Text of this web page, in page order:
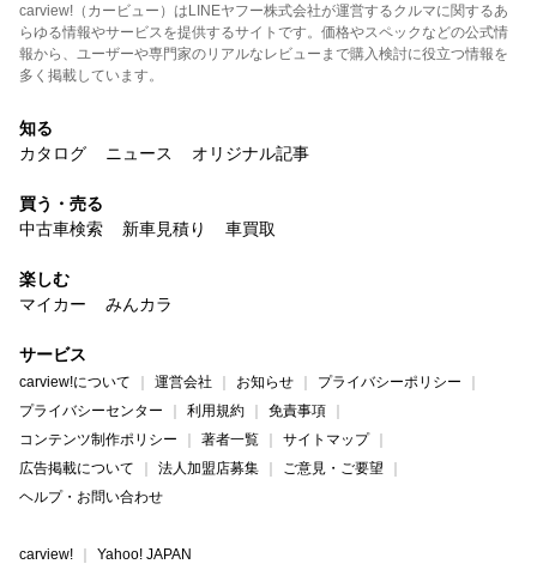
carview!（カービュー）はLINEヤフー株式会社が運営するクルマに関するあ
らゆる情報やサービスを提供するサイトです。価格やスペックなどの公式情
報から、ユーザーや専門家のリアルなレビューまで購入検討に役立つ情報を
多く掲載しています。
知る
カタログ
ニュース オリジナル記事
買う・売る
中古車検索
新車見積り 車買取
楽しむ
マイカー
みんカラ
サービス
carview!について 運営会社 お知らせ
プライバシーポリシー
プライバシーセンター
利用規約
免責事項
コンテンツ制作ポリシー
著者一覧
サイトマップ
広告掲載について
法人加盟店募集
ご意見・ご要望
ヘルプ・お問い合わせ
carview! Yahoo! JAPAN